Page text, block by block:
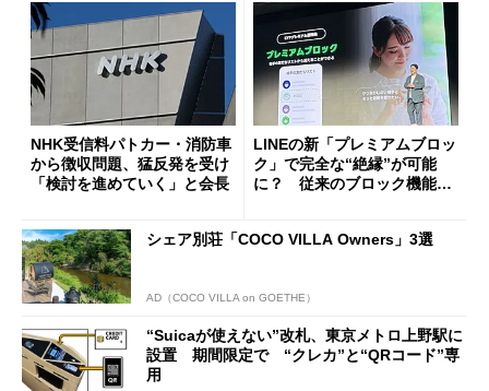
NHK受信料パトカー・消防車
から徴収問題、猛反発を受け
「検討を進めていく」と会長
LINEの新「プレミアムブロッ
ク」で完全な“絶縁”が可能
に？ 従来のブロック機能と
シェア別荘「COCO VILLA Owners」3選
AD（COCO VILLA on GOETHE）
“Suicaが使えない”改札、東京メトロ上野駅に
設置 期間限定で “クレカ”と“QRコード”専
用